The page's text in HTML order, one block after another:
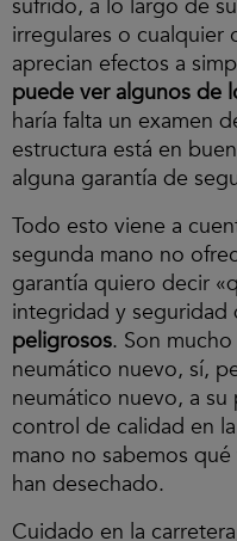
sufrido, a lo largo de
irregulares o cualquier
aprecian efectos a
puede ver algunos de
haría falta un examen
estructura está en
alguna garantía de
Todo esto viene a
segunda mano no
garantía quiero decir
integridad y seguridad
peligrosos. Son
neumático nuevo, sí,
neumático nuevo, a
control de calidad en
mano no sabemos
han desechado.
Cuidado en la